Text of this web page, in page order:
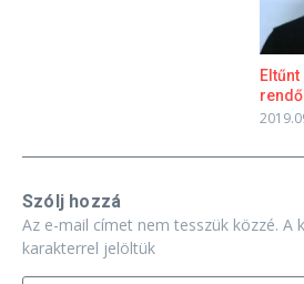
Szólj hozzá
Az e-mail címet nem tesszük közzé. A
karakterrel jelöltük